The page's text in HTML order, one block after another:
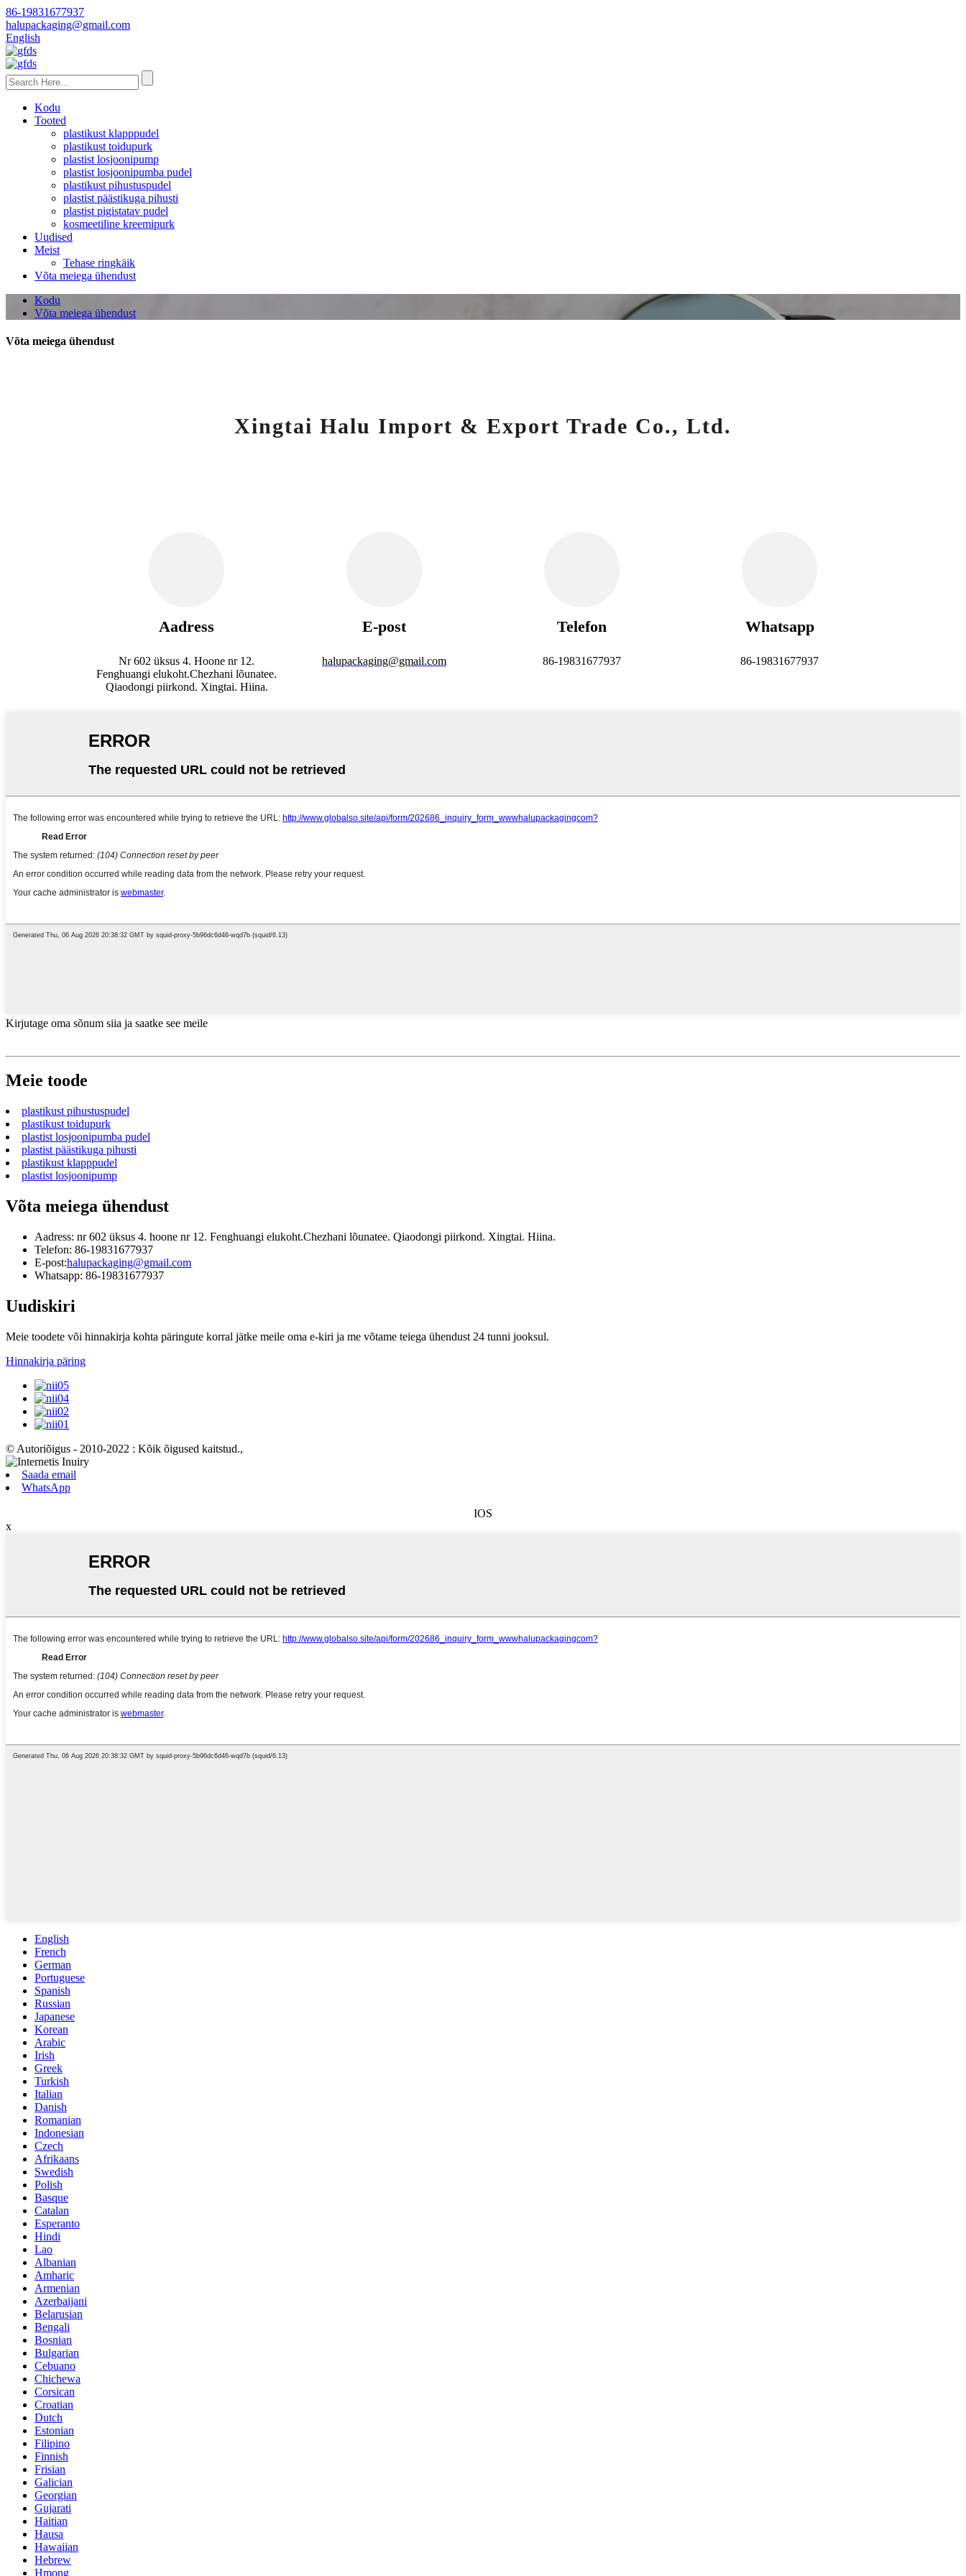
86-19831677937
halupackaging@gmail.com
English
Kodu
Tooted
plastikust klapppudel
plastikust toidupurk
plastist losjoonipump
plastist losjoonipumba pudel
plastikust pihustuspudel
plastist päästikuga pihusti
plastist pigistatav pudel
kosmeetiline kreemipurk
Uudised
Meist
Tehase ringkäik
Võta meiega ühendust
Kodu
Võta meiega ühendust
Võta meiega ühendust
Xingtai Halu Import & Export Trade Co., Ltd.
Aadress
Nr 602 üksus 4. Hoone nr 12.
Fenghuangi elukoht.Chezhani lõunatee.
Qiaodongi piirkond. Xingtai. Hiina.
E-post
halupackaging@gmail.com
Telefon
86-19831677937
Whatsapp
86-19831677937
Kirjutage oma sõnum siia ja saatke see meile
Meie toode
plastikust pihustuspudel
plastikust toidupurk
plastist losjoonipumba pudel
plastist päästikuga pihusti
plastikust klapppudel
plastist losjoonipump
Võta meiega ühendust
Aadress: nr 602 üksus 4. hoone nr 12. Fenghuangi elukoht.Chezhani lõunatee. Qiaodongi piirkond. Xingtai. Hiina.
Telefon: 86-19831677937
E-post:halupackaging@gmail.com
Whatsapp: 86-19831677937
Uudiskiri
Meie toodete või hinnakirja kohta päringute korral jätke meile oma e-kiri ja me võtame teiega ühendust 24 tunni jooksul.
Hinnakirja päring
© Autoriõigus - 2010-2022 : Kõik õigused kaitstud.,
Saada email
WhatsApp
IOS
x
English
French
German
Portuguese
Spanish
Russian
Japanese
Korean
Arabic
Irish
Greek
Turkish
Italian
Danish
Romanian
Indonesian
Czech
Afrikaans
Swedish
Polish
Basque
Catalan
Esperanto
Hindi
Lao
Albanian
Amharic
Armenian
Azerbaijani
Belarusian
Bengali
Bosnian
Bulgarian
Cebuano
Chichewa
Corsican
Croatian
Dutch
Estonian
Filipino
Finnish
Frisian
Galician
Georgian
Gujarati
Haitian
Hausa
Hawaiian
Hebrew
Hmong